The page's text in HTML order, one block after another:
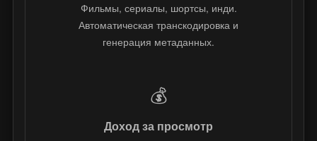
Фильмы, сериалы, шортсы, инди.
Автоматическая транскодировка и
генерация метаданных.
💰
Доход за просмотр